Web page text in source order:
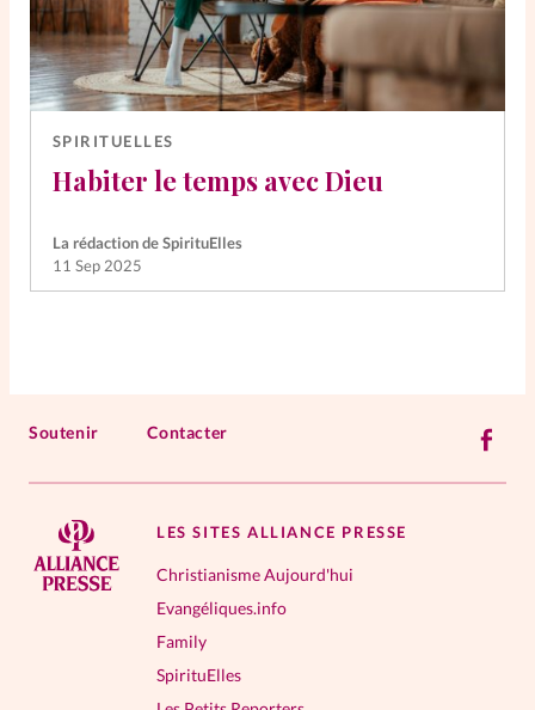
SPIRITUELLES
Habiter le temps avec Dieu
La rédaction de SpirituElles
11 Sep 2025
Soutenir Contacter
LES SITES ALLIANCE PRESSE
Christianisme Aujourd'hui
Evangéliques.info
Family
SpirituElles